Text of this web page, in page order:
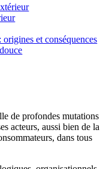
et conséquences
de profondes mutations
acteurs, aussi bien de la
dans tous